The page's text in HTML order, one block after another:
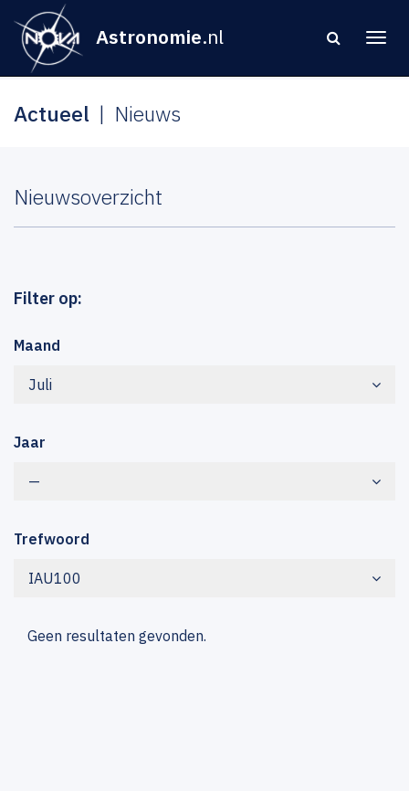
Astronomie.nl
Actueel Nieuws
Nieuwsoverzicht
Filter op:
Maand
Juli
Jaar
—
Trefwoord
IAU100
Geen resultaten gevonden.